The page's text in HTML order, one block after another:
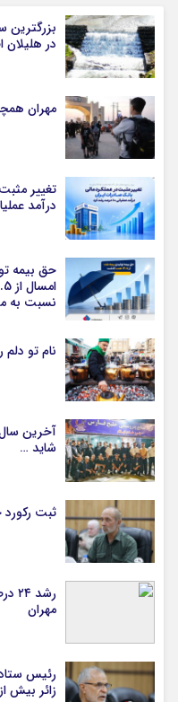
در
مهران
تغییر
درآمد عملیاتی 80 درصد
حق بیمه
نسبت به
نام تو دلم را گرم
آخرین
شاید …
ثبت رکورد
مهران
رئیس
زائر بیش از ۵۰ درصد است